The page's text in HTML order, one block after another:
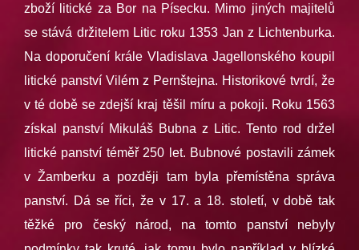
zboží litické za Bor na Písecku. Mimo jiných majitelů
se stává držitelem Litic roku 1353 Jan z Lichtenburka.
Na doporučení krále Vladislava Jagellonského koupil
litické panství Vilém z Pernštejna. Historikové tvrdí, že
v té době se zdejší kraj těšil míru a pokoji. Roku 1563
získal panství Mikuláš Bubna z Litic. Tento rod držel
litické panství téměř 250 let. Bubnové postavili zámek
v Žamberku a později tam byla přemístěna správa
panství. Dá se říci, že v 17. a 18. století, v době tak
těžké pro český národ, na tomto panství nebyly